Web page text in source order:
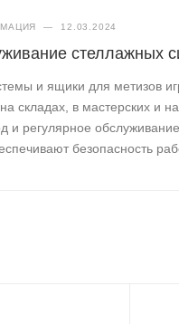
— 12.03.2024
стеллажных
и ящики для метизов
складах, в мастерских и
и регулярное
безопасность